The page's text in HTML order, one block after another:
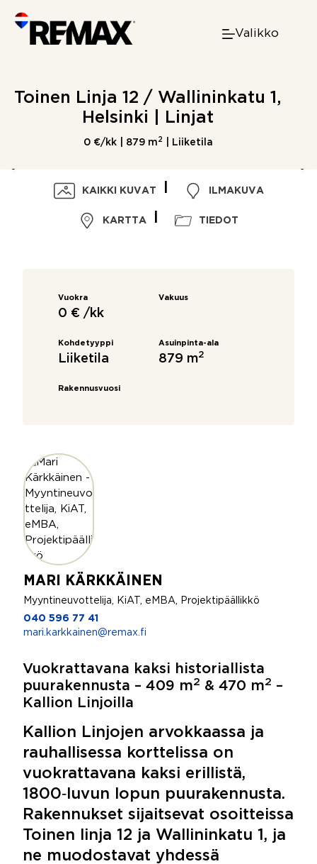
content
Valikko
Toinen Linja 12 / Wallininkatu 1,
Helsinki | Linjat
0 €/kk | 879 m 2 | Liiketila
KAIKKI KUVAT ILMAKUVA
KARTTA TIEDOT
Vuokra
0 € /kk
Vakuus
Kohdetyyppi
Liiketila
Asuinpinta-ala
879 m2
Rakennusvuosi
MARI KÄRKKÄINEN
Myyntineuvottelija, KiAT, eMBA, Projektipäällikkö
040 596 77 41
mari.karkkainen@remax.fi
Vuokrattavana kaksi historiallista
puurakennusta – 409 m2 & 470 m2
–
Kallion Linjoilla
Kallion Linjojen arvokkaassa ja
rauhallisessa korttelissa on
vuokrattavana kaksi erillistä,
1800‑luvun lopun puurakennusta.
Rakennukset sijaitsevat osoitteissa
Toinen linja 12 ja Wallininkatu 1, ja
ne muodostavat yhdessä